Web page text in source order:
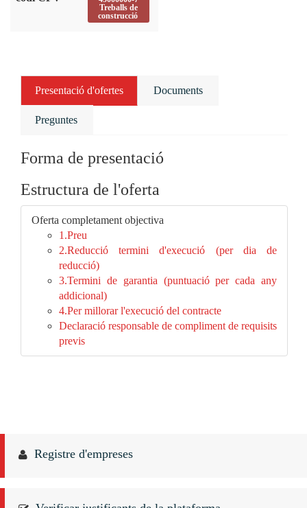
Treballs de
construcció
Presentació d'ofertes Documents
Preguntes
Forma de presentació
Estructura de l'oferta
Oferta completament objectiva
1.Preu
2.Reducció termini d'execució (per dia de
reducció)
3.Termini de garantia (puntuació per cada any
addicional)
4.Per millorar l'execució del contracte
Declaració responsable de compliment de requisits
previs
Registre d'empreses